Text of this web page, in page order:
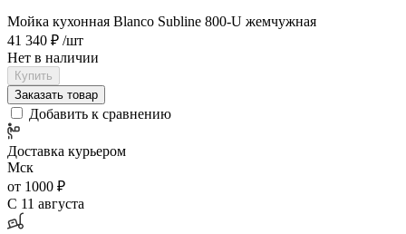
Мойка кухонная Blanco Subline 800-U жемчужная
41 340 ₽ /шт
Нет в наличии
Купить
Заказать товар
Добавить к сравнению
Доставка курьером
Мск
от 1000 ₽
С 11 августа